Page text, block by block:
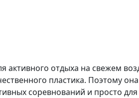
отдыха на свежем
пластика. Поэтому
соревнований и просто